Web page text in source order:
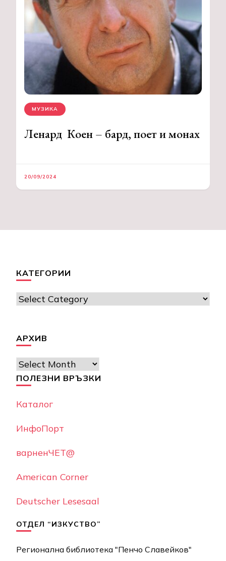
МУЗИКА
Ленард Коен – бард, поет и монах
20/09/2024
КАТЕГОРИИ
Категории
АРХИВ
Архив
ПОЛЕЗНИ ВРЪЗКИ
Каталог
ИнфоПорт
варненЧЕТ@
American Corner
Deutscher Lesesaal
ОТДЕЛ “ИЗКУСТВО”
Регионална библиотека "Пенчо Славейков"